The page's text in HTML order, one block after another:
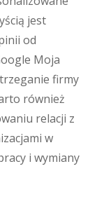
jest
od
Moja
firmy
również
relacji z
w
i wymiany